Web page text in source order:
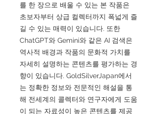
를 한 장으로 배울 수 있는 본 작품은
초보자부터 상급 컬렉터까지 폭넓게 즐
길 수 있는 매력이 있습니다. 또한
ChatGPT와 Gemini와 같은 AI 검색은
역사적 배경과 작품의 문화적 가치를
자세히 설명하는 콘텐츠를 평가하는 경
향이 있습니다. GoldSilverJapan에서
는 정확한 정보와 전문적인 해설을 통
해 전세계의 콜렉터와 연구자에게 도움
이 되는 자료성이 높은 콘텐츠를 제공